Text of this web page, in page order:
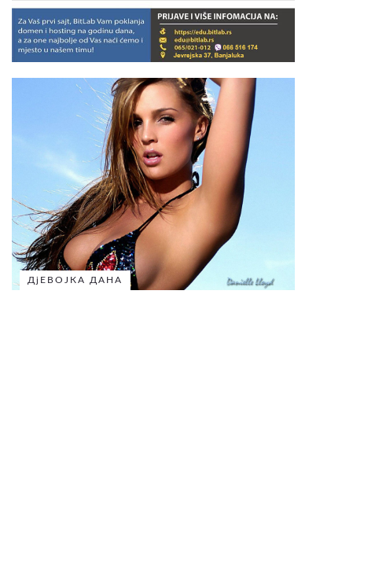
ДјЕВОЈКА ДАНА